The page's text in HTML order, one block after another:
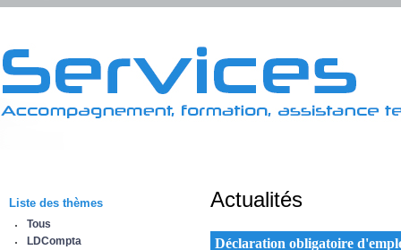
LDPaye
LDNégoce
Modules additionnels
Formations
Support
Assistance en ligne /
Infrastructure
Matériels
Hébergement
Sauvegarde déportée
Liste des thèmes
Tous
LDCompta
Actualités
Déclaration obligatoire